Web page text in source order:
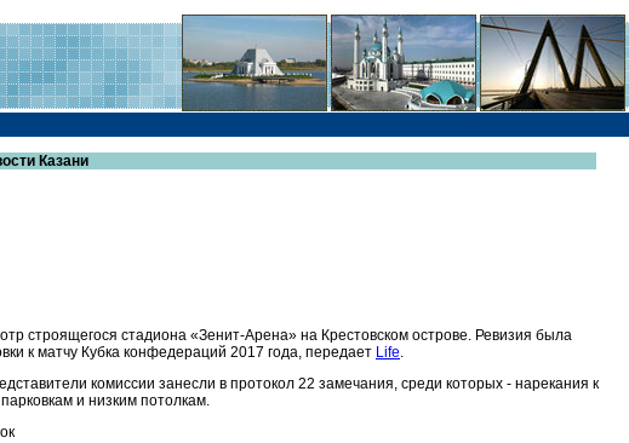
Казани
строящегося стадиона «Зенит-Арена» на Крестовском острове. Ревизия была
к матчу Кубка конфедераций 2017 года, передает Life.
комиссии занесли в протокол 22 замечания, среди которых - нарекания к
и низким потолкам.